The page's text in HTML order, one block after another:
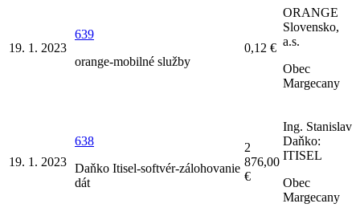
19. 1. 2023
639
orange-mobilné služby
0,12 €
ORANGE
Slovensko,
a.s.
Obec
Margecany
19. 1. 2023
638
Daňko Itisel-softvér-zálohovanie
dát
2
876,00
€
Ing. Stanislav
Daňko:
ITISEL
Obec
Margecany